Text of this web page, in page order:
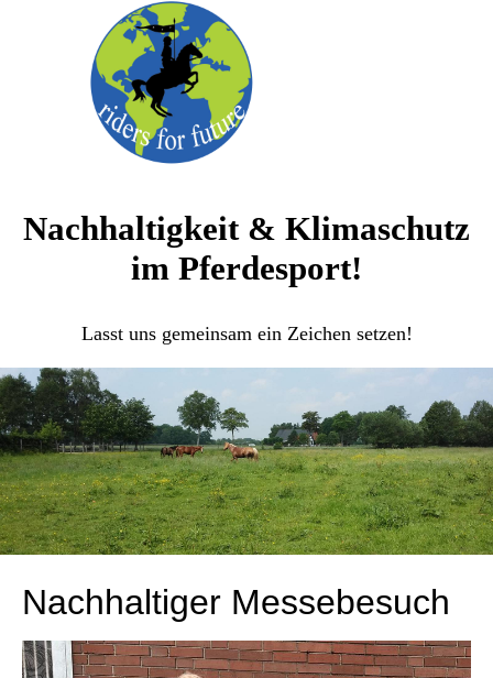
Nachhaltigkeit & Klimaschutz
im Pferdesport!
Lasst uns gemeinsam ein Zeichen setzen!
Nachhaltiger Messebesuch